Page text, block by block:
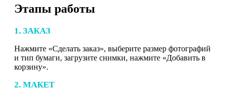
Этапы работы
1. ЗАКАЗ
Нажмите «Сделать заказ», выберите размер фотографий
и тип бумаги, загрузите снимки, нажмите «Добавить в
корзину».
2. МАКЕТ